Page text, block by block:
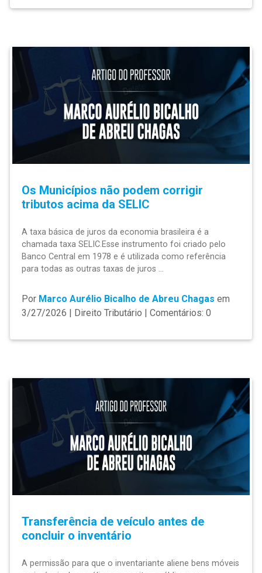
Os Municípios não podem corrigir
tributos acima da SELIC
A taxa básica de juros da economia brasileira é a
chamada taxa SELIC.Esse instrumento foi criado pelo
Banco Central em 1978 e é utilizada como referência
para todas as outras taxas de juros ...
Por Marco Aurélio Bicalho de Abreu Chagas em
3/27/2026 | Direito Tributário | Comentários: 0
Transferência de veículo antes de
concluir o inventário
A permissão para que o inventariante aliene bens móveis